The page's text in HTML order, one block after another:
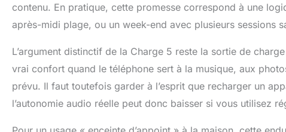
contenu. En pratique, cette promesse correspond à une
après-midi plage, ou un week-end avec plusieurs sessions
L’argument distinctif de la Charge 5 reste la sortie de
vrai confort quand le téléphone sert à la musique, aux
prévu. Il faut toutefois garder à l’esprit que recharger un
l’autonomie audio réelle peut donc baisser si vous utilisez